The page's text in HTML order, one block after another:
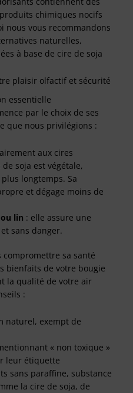
chimiques nocifs
nous vous recommandons
naturelles,
à base de cire de soja
plaisir olfactif et sécurité
essentielle
par le choix de ses
que nous privilégions :
aux cires
soja est végétale,
longtemps. Sa
et dégage moins de
ou lin : elle assure une
sans danger.
sa santé
bienfaits de votre bougie
la qualité de votre air
:
naturel, exempt de
« non toxique »
leur étiquette
sans paraffine, substance
la cire de soja, de